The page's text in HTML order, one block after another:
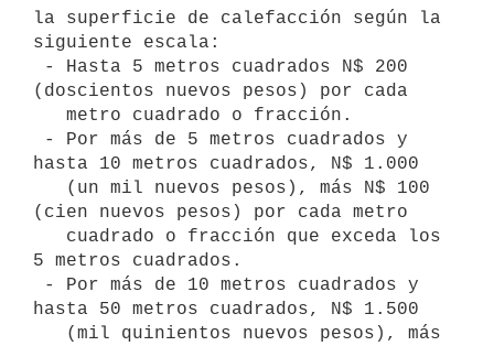
la superficie de calefacción según la
siguiente escala:
(doscientos nuevos pesos) por cada
hasta 10 metros cuadrados, N$ 1.000
(cien nuevos pesos) por cada metro
5 metros cuadrados.
hasta 50 metros cuadrados, N$ 1.500